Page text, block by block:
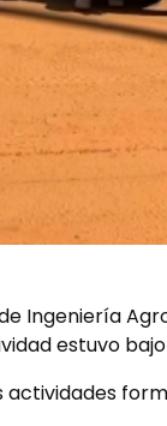
Ingeniería
estuvo